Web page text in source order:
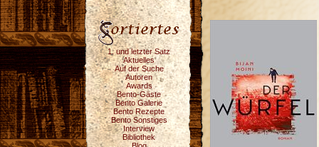
1. und letzter Satz
Aktuelles
Auf der Suche
Autoren
Awards
Bento-Gäste
Bento Galerie
Bento Rezepte
Bento Sonstiges
Interview
Bibliothek